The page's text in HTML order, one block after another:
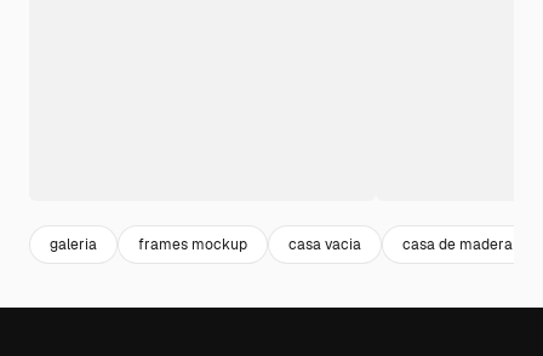
galeria frames mockup casa vacia casa de madera